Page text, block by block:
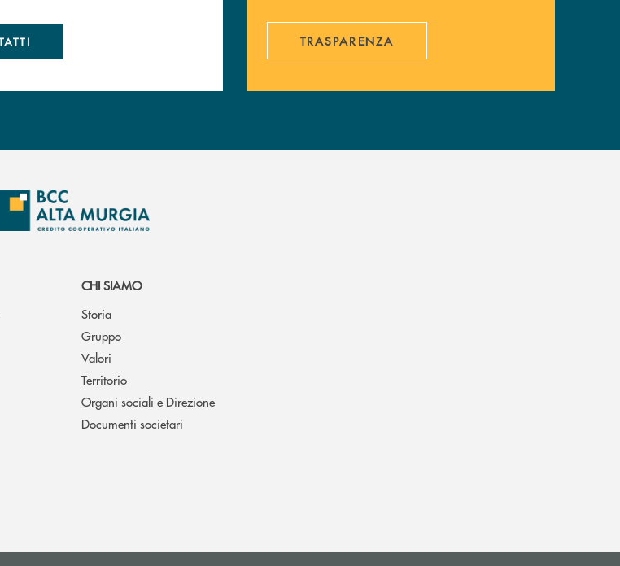
TRASPARENZA
CHI SIAMO
Storia
Gruppo
Valori
Territorio
Organi sociali e Direzione
Documenti societari